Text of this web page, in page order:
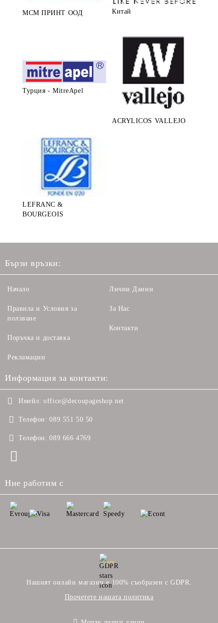
МСМ ПРИНТ ООД Китай
Турция - MitreApel
ACRYLICOS VALLEJO
LEFRANC &
BOURGEOIS
Бързи връзки:
Начало
Правила и Условия за
ползване
Поръчка и доставка
Рекламации
Лични Данни
За Нас
Контакти
Информация за контакти:
Имейл: office@decoupageshop.net
Телефон: 089 551 50 50
Телефон: 089 666 4769
Ние работим с
GDPR
Нашият онлайн магазин е 100% съобразен с GDPR.
Прочетете нашата политика